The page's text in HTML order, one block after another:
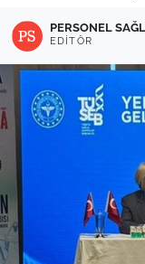
PERSONEL
EDITÖR
Güncel